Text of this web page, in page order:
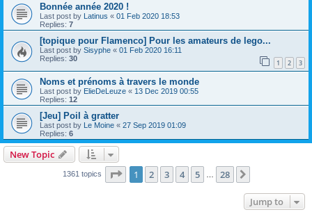
Bonnée année 2020 !
Last post by Latinus « 01 Feb 2020 18:53
Replies: 7
[topique pour Flamenco] Pour les amateurs de lego...
Last post by Sisyphe « 01 Feb 2020 16:11
Replies: 30 1 2 3
Noms et prénoms à travers le monde
Last post by ElieDeLeuze « 13 Dec 2019 00:55
Replies: 12
[Jeu] Poil à gratter
Last post by Le Moine « 27 Sep 2019 01:09
Replies: 6
New Topic
1361 topics Page 1of 28
1 2 3 4 5 28
Jump to